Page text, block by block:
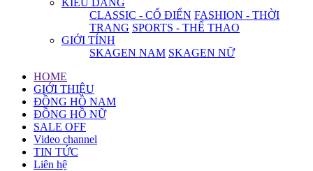
KIỂU DÁNG
CLASSIC - CỔ ĐIỂN FASHION - THỜI
TRANG SPORTS - THỂ THAO
GIỚI TÍNH
SKAGEN NAM SKAGEN NỮ
HOME
GIỚI THIỆU
ĐỒNG HỒ NAM
ĐỒNG HỒ NỮ
SALE OFF
Video channel
TIN TỨC
Liên hệ